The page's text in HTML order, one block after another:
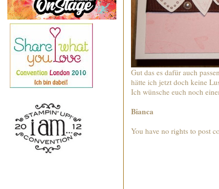
Gut das es dafür auch
hätte ich jetzt doch keine
Ich wünsche euch noch
Bianca
You have no rights to post